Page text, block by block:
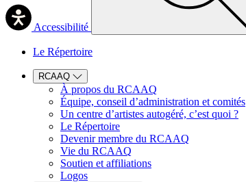
Accessibilité
Le Répertoire
RCAAQ
À propos du RCAAQ
Équipe, conseil d’administration et comités
Un centre d’artistes autogéré, c’est quoi ?
Le Répertoire
Devenir membre du RCAAQ
Vie du RCAAQ
Soutien et affiliations
Logos